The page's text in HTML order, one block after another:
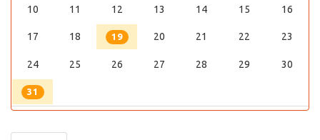
10 11 12 13 14 15 16
17 18 19 20 21 22 23
24 25 26 27 28 29 30
31